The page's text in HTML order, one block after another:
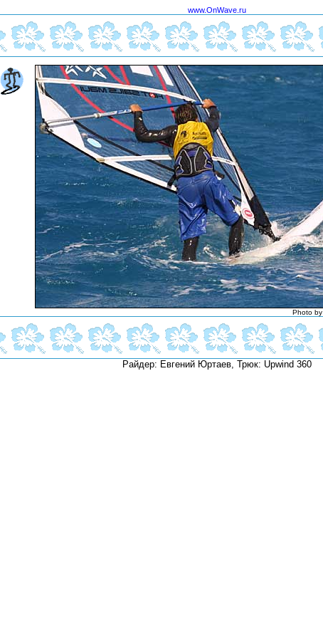
www.OnWave.ru
Photo by
Райдер: Евгений Юртаев, Трюк: Upwind 360